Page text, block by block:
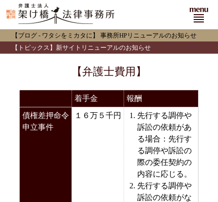
【ブログ - ワタシをミカタに】 事務所HPリニューアルのお知らせ
【トピックス】新サイトリニューアルのお知らせ
【弁護士費用】
着手金 報酬
債権差押命令
申立事件
１６万５千円
先行する調停や
訴訟の依頼があ
る場合：先行す
る調停や訴訟の
際の委任契約の
内容に応じる。
先行する調停や
訴訟の依頼がな